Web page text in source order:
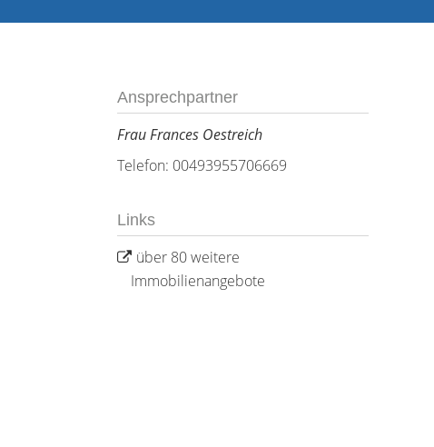
Ansprechpartner
Frau Frances Oestreich
Telefon: 00493955706669
Links
über 80 weitere
Immobilienangebote